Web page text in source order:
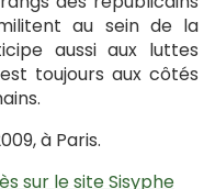
au sein de la
aussi aux luttes
toujours aux côtés
à Paris.
sur le site Sisyphe